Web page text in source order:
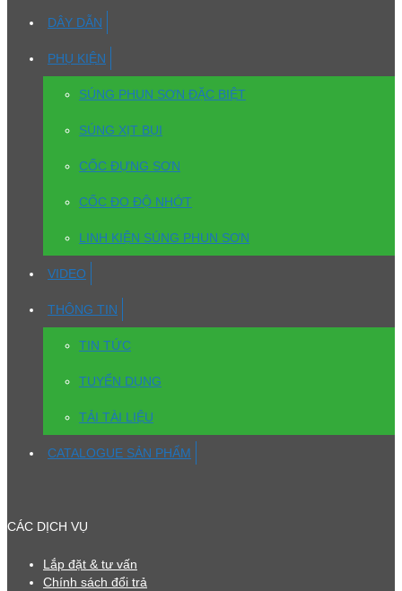
DÂY DẪN
PHỤ KIỆN
SÚNG PHUN SƠN ĐẶC BIỆT
SÚNG XỊT BỤI
CỐC ĐỰNG SƠN
CỐC ĐO ĐỘ NHỚT
LINH KIỆN SÚNG PHUN SƠN
VIDEO
THÔNG TIN
TIN TỨC
TUYỂN DỤNG
TẢI TÀI LIỆU
CATALOGUE SẢN PHẨM
CÁC DỊCH VỤ
Lắp đặt & tư vấn
Chính sách đổi trả